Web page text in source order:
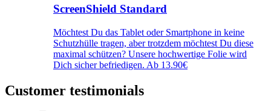
ScreenShield Standard
Möchtest Du das Tablet oder Smartphone in keine
Schutzhülle tragen, aber trotzdem möchtest Du diese
maximal schützen? Unsere hochwertige Folie wird
Dich sicher befriedigen. Ab 13.90€
Customer testimonials